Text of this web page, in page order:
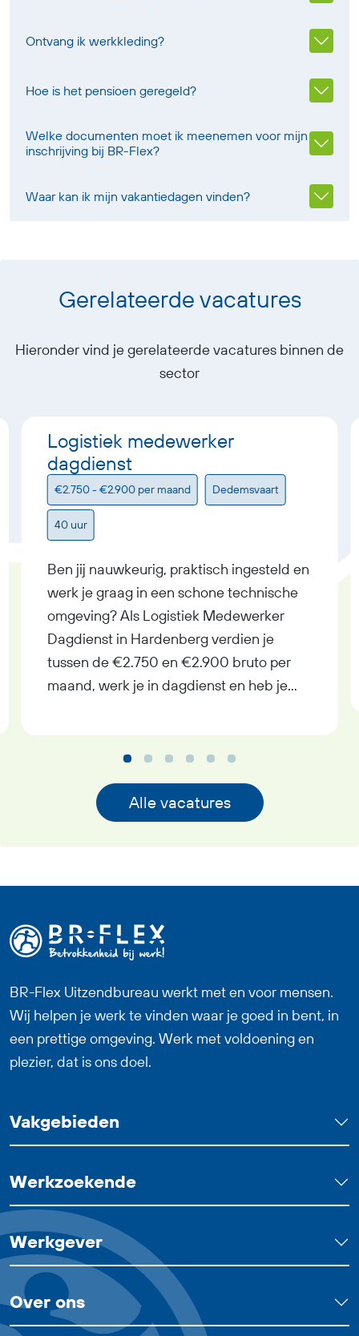
Ontvang ik werkkleding?
Hoe is het pensioen geregeld?
Welke documenten moet ik meenemen voor mijn
inschrijving bij BR-Flex?
Waar kan ik mijn vakantiedagen vinden?
Gerelateerde vacatures
Hieronder vind je gerelateerde vacatures binnen de
sector
Logistiek medewerker
dagdienst
€2.750 - €2.900 per maand Dedemsvaart
40 uur
Ben jij nauwkeurig, praktisch ingesteld en
werk je graag in een schone technische
omgeving? Als Logistiek Medewerker
Dagdienst in Hardenberg verdien je
tussen de €2.750 en €2.900 bruto per
maand, werk je in dagdienst en heb je
Medewerker Dagdienst krijg je
verantwoordelijkheid, pensioenopbouw
vanaf je eerste werkdag,
samenkomen? Dan past deze functie als
Logistiek Medewerker Dagdienst goed
bij jou.
Alle vacatures
BR-Flex Uitzendbureau werkt met en voor mensen.
Wij helpen je werk te vinden waar je goed in bent, in
een prettige omgeving. Werk met voldoening en
plezier, dat is ons doel.
Vakgebieden
Werkzoekende
Werkgever
Over ons